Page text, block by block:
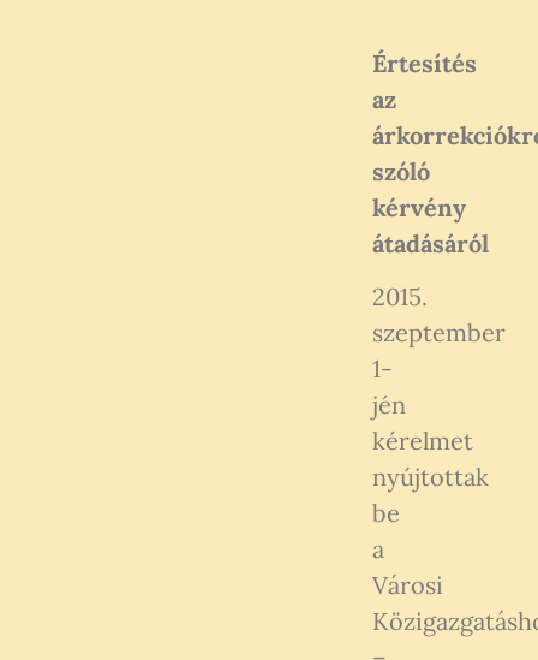
Értesítés
az
szóló
kérvény
átadásáról
2015.
szeptember
1-
jén
kérelmet
nyújtottak
be
a
Városi